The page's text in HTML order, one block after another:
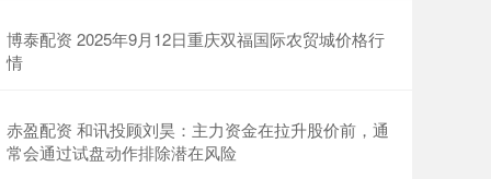
博泰配资 2025年9月12日重庆双福国际农贸城价格行
情
赤盈配资 和讯投顾刘昊：主力资金在拉升股价前，通
常会通过试盘动作排除潜在风险